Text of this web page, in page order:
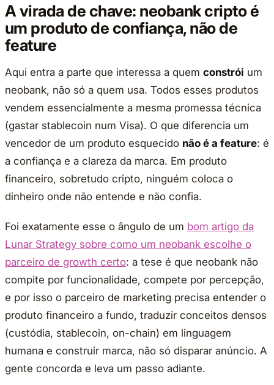
A virada de chave: neobank cripto é
um produto de confiança, não de
feature
Aqui entra a parte que interessa a quem constrói um
neobank, não só a quem usa. Todos esses produtos
vendem essencialmente a mesma promessa técnica
(gastar stablecoin num Visa). O que diferencia um
vencedor de um produto esquecido não é a feature: é
a confiança e a clareza da marca. Em produto
financeiro, sobretudo cripto, ninguém coloca o
dinheiro onde não entende e não confia.
Foi exatamente esse o ângulo de um bom artigo da
Lunar Strategy sobre como um neobank escolhe o
parceiro de growth certo: a tese é que neobank não
compite por funcionalidade, compete por percepção,
e por isso o parceiro de marketing precisa entender o
produto financeiro a fundo, traduzir conceitos densos
(custódia, stablecoin, on-chain) em linguagem
humana e construir marca, não só disparar anúncio. A
gente concorda e leva um passo adiante.